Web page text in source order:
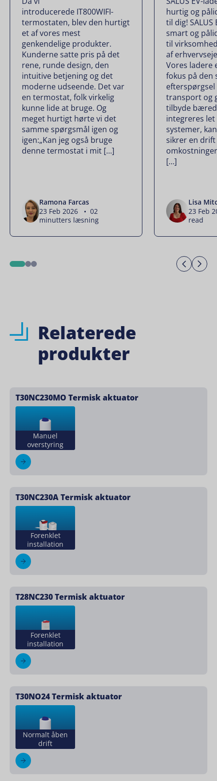
introducerede IT800WIFI-
termostaten, blev den hurtigt
et af vores mest
genkendelige produkter.
Kunderne satte pris på det
rene, runde design, den
intuitive betjening og det
moderne udseende. Det var
en termostat, folk virkelig
kunne lide at bruge. Og
meget hurtigt hørte vi det
samme spørgsmål igen og
igen:„Kan jeg også bruge
denne termostat i mit […]
Ramona Farcas
23 Feb 2026 • 02
minutters læsning
hurtig og
til dig! SALUS
smart og
til
af
Vores ladere
fokus på den
transport og
tilbyde
integreres
systemer,
sikrer en drift
[…]
Lisa
23 Feb
read
12
Relaterede
produkter
T30NC230MO Termisk aktuator
Manuel
overstyring
T30NC230A Termisk aktuator
Forenklet
installation
T28NC230 Termisk aktuator
Forenklet
installation
T30NO24 Termisk aktuator
Normalt åben
drift